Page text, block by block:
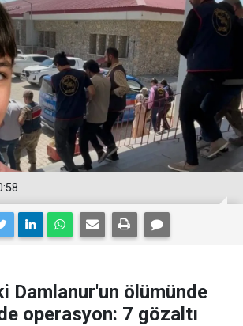
Damlanur'un ölümünde
operasyon: 7 gözaltı